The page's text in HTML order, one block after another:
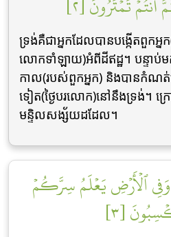
ទ្រង់គឺជាអ្នកដែលបានបង្កើតពួកអ្
លោកទាំឡាយ)អំពីដីឥដ្ឋ។ បន្ទា
កាល(របស់ពួកអ្នក) និងបានកំណត់
ទៀត(ថ្ងៃបរលោក)នៅនឹងទ្រង់។ ក្
មន្ទិលសង្ស័យដដែល។
ٱلۡأَرۡضِ يَعۡلَمُ سِرَّكُمۡ
[٣]